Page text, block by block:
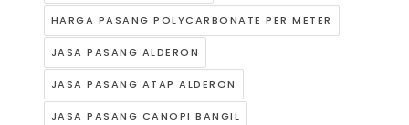
HARGA PASANG POLYCARBONATE PER METER
JASA PASANG ALDERON
JASA PASANG ATAP ALDERON
JASA PASANG CANOPI BANGIL